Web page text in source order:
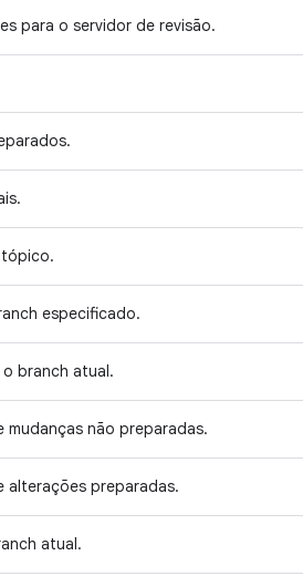
para o servidor de revisão.
tópico.
especificado.
branch atual.
não preparadas.
alterações preparadas.
atual.